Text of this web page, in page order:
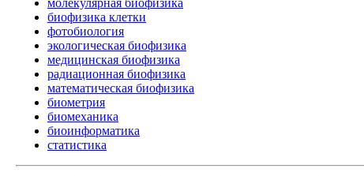
молекулярная биофизика
биофизика клетки
фотобиология
экологическая биофизика
медицинская биофизика
радиационная биофизика
математическая биофизика
биометрия
биомеханика
биоинформатика
статистика